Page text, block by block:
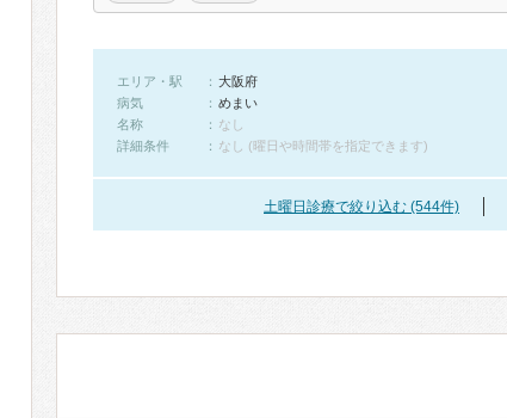
エリア・駅
大阪府
病気
めまい
名称
なし
詳細条件
なし (曜日や時間帯を指定できます)
土曜日診療で絞り込む (544件)